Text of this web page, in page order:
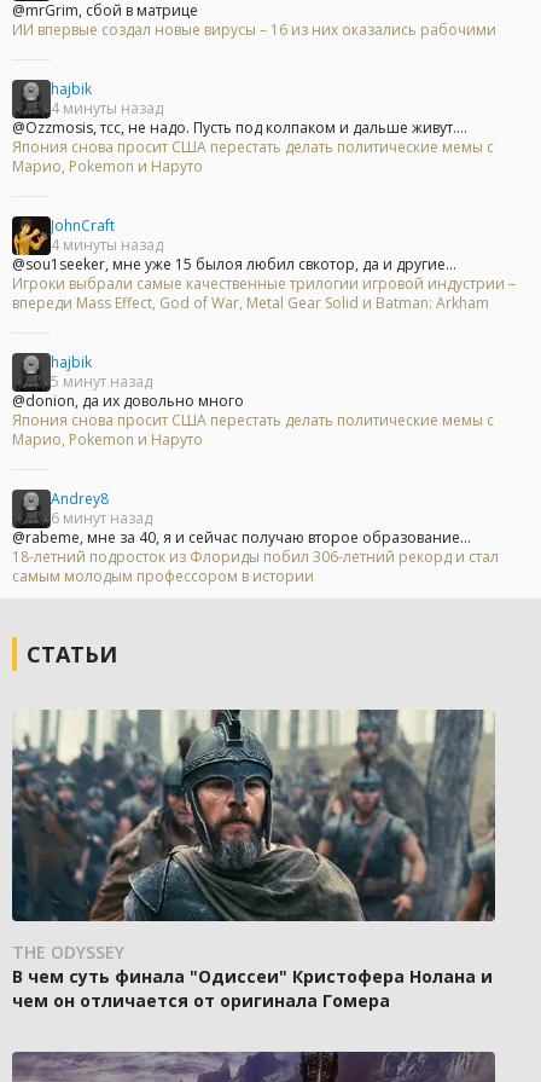
@mrGrim, сбой в матрице
ИИ впервые создал новые вирусы – 16 из них оказались рабочими
hajbik
4 минуты назад
@Ozzmosis, тсс, не надо. Пусть под колпаком и дальше живут....
Япония снова просит США перестать делать политические мемы с
Марио, Pokemon и Наруто
JohnCraft
4 минуты назад
@sou1seeker, мне уже 15 былоя любил свкотор, да и другие...
Игроки выбрали самые качественные трилогии игровой индустрии –
впереди Mass Effect, God of War, Metal Gear Solid и Batman: Arkham
hajbik
5 минут назад
@donion, да их довольно много
Япония снова просит США перестать делать политические мемы с
Марио, Pokemon и Наруто
Andrey8
6 минут назад
@rabeme, мне за 40, я и сейчас получаю второе образование...
18-летний подросток из Флориды побил 306-летний рекорд и стал
самым молодым профессором в истории
СТАТЬИ
THE ODYSSEY
В чем суть финала "Одиссеи" Кристофера Нолана и
чем он отличается от оригинала Гомера